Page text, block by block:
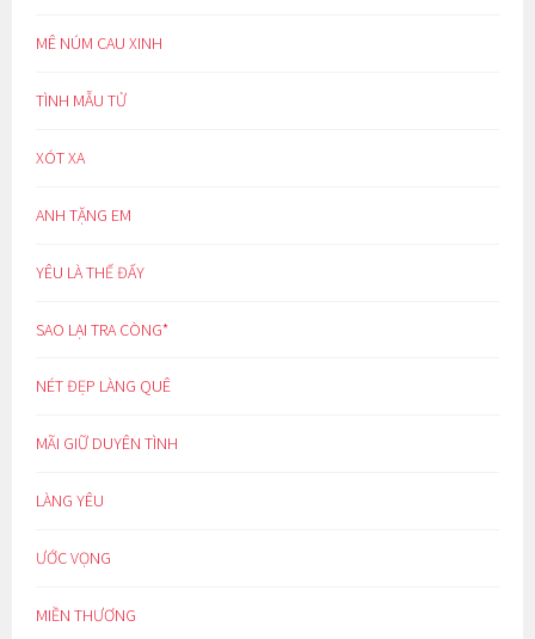
MÊ NÚM CAU XINH
TÌNH MẪU TỬ
XÓT XA
ANH TẶNG EM
YÊU LÀ THẾ ĐẤY
SAO LẠI TRA CÒNG*
NÉT ĐẸP LÀNG QUÊ
MÃI GIỮ DUYÊN TÌNH
LÀNG YÊU
ƯỚC VỌNG
MIỀN THƯƠNG